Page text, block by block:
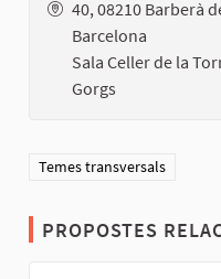
40, 08210 Barberà
Barcelona
Sala Celler de la
Gorgs
Resultats al filtrar per la
Temes transversals
PROPOSTES